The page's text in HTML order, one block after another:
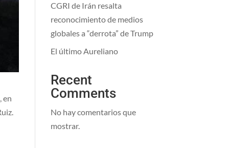
en
CGRI de Irán resalta
reconocimiento de medios
globales a “derrota” de Trump
El último Aureliano
Recent
Comments
No hay comentarios que
mostrar.